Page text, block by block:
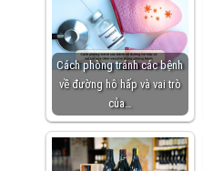
Cách phòng tránh các bệnh
về đường hô hấp và vai trò
của…